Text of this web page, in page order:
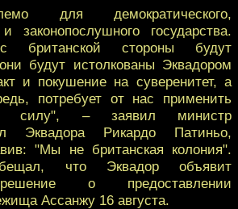
для демократического,
законопослушного государства.
британской стороны будут
будут истолкованы Эквадором
и покушение на суверенитет, а
потребует от нас применить
силу", – заявил министр
Эквадора Рикардо Патиньо,
"Мы не британская колония".
что Эквадор объявит
о предоставлении
Ассанжу 16 августа.